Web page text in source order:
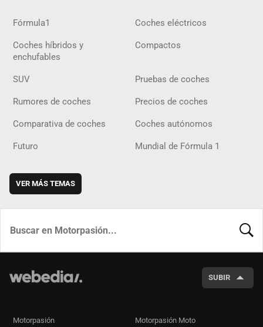
Fórmula1 Coches eléctricos
Coches híbridos y
enchufables
Compactos
SUV Pruebas de coches
Rumores de coches Precios de coches
Comparativa de coches Coches autónomos
Futuro Mundial de Fórmula 1
VER MÁS TEMAS
SUBIR
Motorpasión Motorpasión Moto